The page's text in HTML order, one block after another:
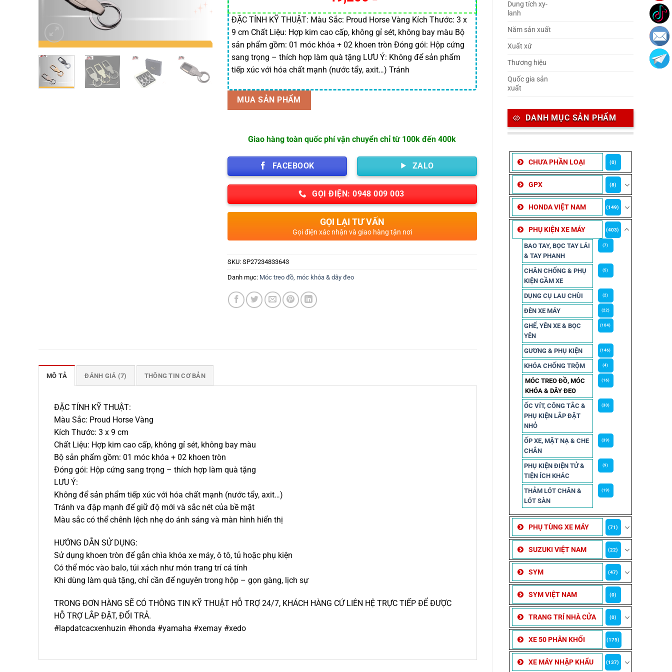
Dung tích xy-
lanh
Năm sản xuất
Xuất xứ
Thương hiệu
Quốc gia sản
xuất
DANH MỤC SẢN PHẨM
CHƯA PHẦN LOẠI (0)
GPX (8)
HONDA VIỆT NAM (149)
PHỤ KIỆN XE MÁY (403)
BAO TAY, BỌC TAY LÁI
& TAY PHANH
(7)
CHÂN CHỐNG & PHỤ
KIỆN GẦM XE
(5)
DỤNG CỤ LAU CHÙI (2)
ĐÈN XE MÁY (22)
GHẾ, YÊN XE & BỌC
YÊN
(104)
GƯƠNG & PHỤ KIỆN (146)
KHÓA CHỐNG TRỘM (4)
MÓC TREO ĐỒ, MÓC
KHÓA & DÂY ĐEO
(16)
ỐC VÍT, CÔNG TẮC &
PHỤ KIỆN LẮP ĐẶT
NHỎ
(30)
ỐP XE, MẶT NẠ & CHE
CHẮN
(39)
PHỤ KIỆN ĐIỆN TỬ &
TIỆN ÍCH KHÁC
(9)
THẢM LÓT CHÂN &
LÓT SÀN
(19)
PHỤ TÙNG XE MÁY (71)
SUZUKI VIỆT NAM (22)
SYM (47)
SYM VIỆT NAM (0)
TRANG TRÍ NHÀ CỬA (0)
XE 50 PHÂN KHỐI (175)
XE MÁY NHẬP KHẨU (137)
gốc
là:
60,000 ₫.
hiện
tại
là:
49,200 ₫.
ĐẶC TÍNH KỸ THUẬT: Màu Sắc: Proud Horse Vàng Kích Thước: 3 x
9 cm Chất Liệu: Hợp kim cao cấp, không gỉ sét, không bay màu Bộ
sản phẩm gồm: 01 móc khóa + 02 khoen tròn Đóng gói: Hộp cứng
sang trọng – thích hợp làm quà tặng LƯU Ý: Không để sản phẩm
tiếp xúc với hóa chất mạnh (nước tẩy, axit…) Tránh
MUA SẢN PHẨM
Giao hàng toàn quốc phí vận chuyển chỉ từ 100k đến 400k
FACEBOOK ZALO
GỌI ĐIỆN: 0948 009 003
GỌI LẠI TƯ VẤN
Gọi điện xác nhận và giao hàng tận nơi
SKU: SP27234833643
Danh mục: Móc treo đồ, móc khóa & dây đeo
MÔ TẢ ĐÁNH GIÁ (7) THÔNG TIN CƠ BẢN
ĐẶC TÍNH KỸ THUẬT:
Màu Sắc: Proud Horse Vàng
Kích Thước: 3 x 9 cm
Chất Liệu: Hợp kim cao cấp, không gỉ sét, không bay màu
Bộ sản phẩm gồm: 01 móc khóa + 02 khoen tròn
Đóng gói: Hộp cứng sang trọng – thích hợp làm quà tặng
LƯU Ý:
Không để sản phẩm tiếp xúc với hóa chất mạnh (nước tẩy, axit…)
Tránh va đập mạnh để giữ độ mới và sắc nét của bề mặt
Màu sắc có thể chênh lệch nhẹ do ánh sáng và màn hình hiển thị
HƯỚNG DẪN SỬ DỤNG:
Sử dụng khoen tròn để gắn chìa khóa xe máy, ô tô, tủ hoặc phụ kiện
Có thể móc vào balo, túi xách như món trang trí cá tính
Khi dùng làm quà tặng, chỉ cần để nguyên trong hộp – gọn gàng, lịch sự
TRONG ĐƠN HÀNG SẼ CÓ THÔNG TIN KỸ THUẬT HỖ TRỢ 24/7, KHÁCH HÀNG CỨ LIÊN HỆ TRỰC TIẾP ĐỂ ĐƯỢC
HỖ TRỢ LẮP ĐẶT, ĐỔI TRẢ.
#lapdatcacxenhuzin #honda #yamaha #xemay #xedo